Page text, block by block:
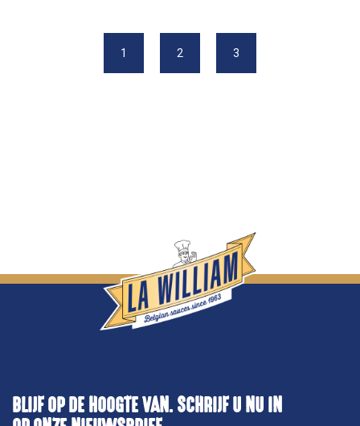
1 2 3
BLIJF OP DE HOOGTE VAN. SCHRIJF U NU IN